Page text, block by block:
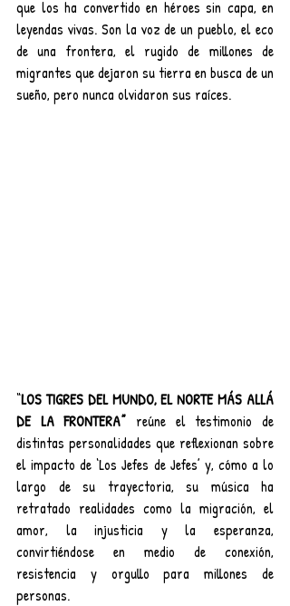
que los ha convertido en héroes sin capa, en
leyendas vivas. Son la voz de un pueblo, el eco
de una frontera, el rugido de millones de
migrantes que dejaron su tierra en busca de un
sueño, pero nunca olvidaron sus raíces.
“LOS TIGRES DEL MUNDO, EL NORTE MÁS ALLÁ
DE LA FRONTERA” reúne el testimonio de
distintas personalidades que reflexionan sobre
el impacto de ‘Los Jefes de Jefes’ y, cómo a lo
largo de su trayectoria, su música ha
retratado realidades como la migración, el
amor, la injusticia y la esperanza,
convirtiéndose en medio de conexión,
resistencia y orgullo para millones de
personas.